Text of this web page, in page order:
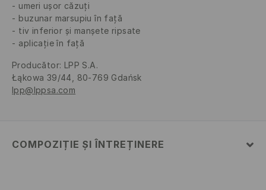
umeri ușor căzuți
buzunar marsupiu în față
tiv inferior și manșete ripsate
aplicație în față
Producător: LPP S.A.
Łąkowa 39/44, 80-769 Gdańsk
lpp@lppsa.com
COMPOZIȚIE ȘI ÎNTREȚINERE